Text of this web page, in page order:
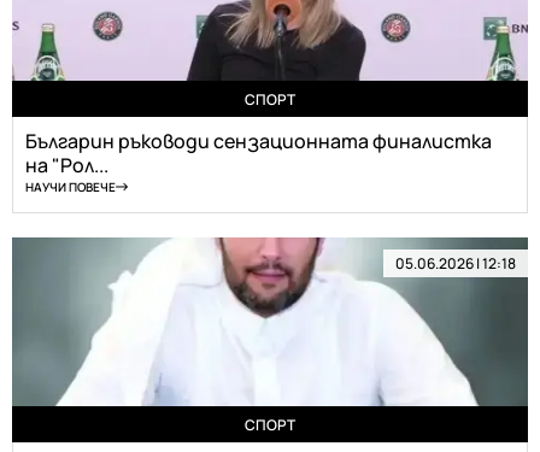
СПОРТ
Българин ръководи сензационната финалистка
на "Рол...
НАУЧИ ПОВЕЧЕ
05.06.2026 | 12:18
СПОРТ